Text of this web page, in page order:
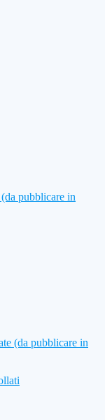
pubblicare in
(da pubblicare in